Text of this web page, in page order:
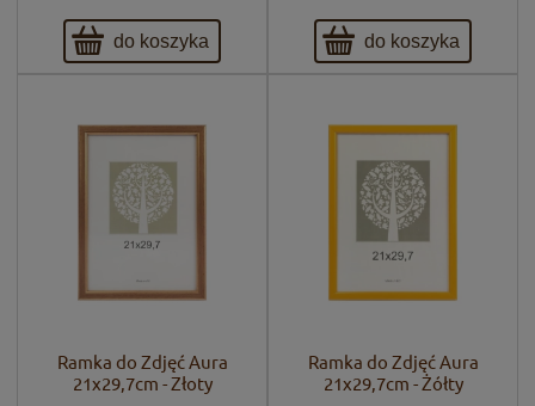
do koszyka do koszyka
Ramka do Zdjęć Aura
21x29,7cm - Złoty
Ramka do Zdjęć Aura
21x29,7cm - Żółty